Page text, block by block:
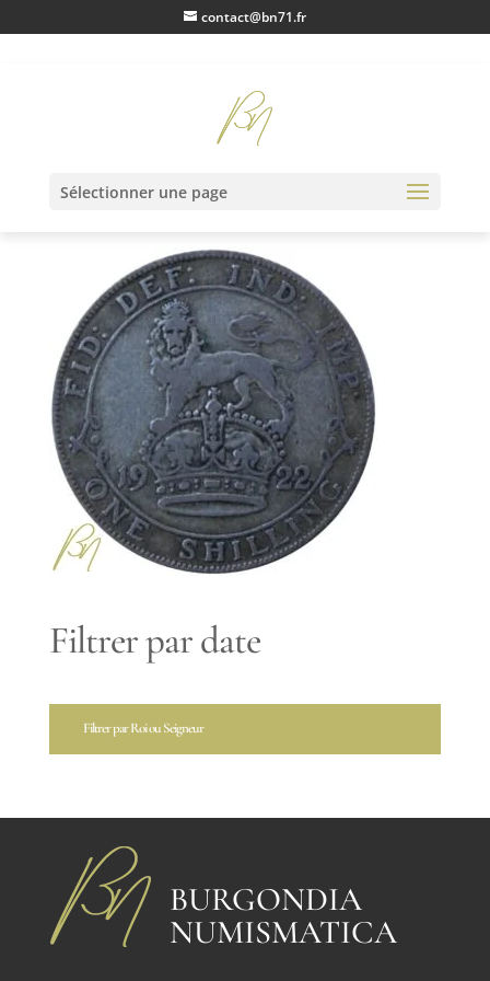
contact@bn71.fr
Sélectionner une page
IMG_1130
Filtrer par date
Filtrer par Roi ou Seigneur
BURGONDIA
NUMISMATICA